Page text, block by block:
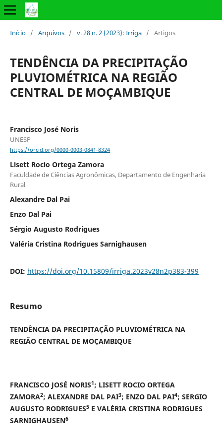
Início / Arquivos / v. 28 n. 2 (2023): Irriga / Artigos
TENDÊNCIA DA PRECIPITAÇÃO
PLUVIOMÉTRICA NA REGIÃO
CENTRAL DE MOÇAMBIQUE
Francisco José Noris
UNESP
https://orcid.org/0000-0003-0841-8324
Lisett Rocio Ortega Zamora
Faculdade de Ciências Agronômicas, Departamento de Engenharia
Rural
Alexandre Dal Pai
Enzo Dal Pai
Sérgio Augusto Rodrigues
Valéria Cristina Rodrigues Sarnighausen
DOI: https://doi.org/10.15809/irriga.2023v28n2p383-399
Resumo
TENDÊNCIA DA PRECIPITAÇÃO PLUVIOMÉTRICA NA
REGIÃO CENTRAL DE MOÇAMBIQUE
FRANCISCO JOSÉ NORIS1; LISETT ROCIO ORTEGA
ZAMORA2; ALEXANDRE DAL PAI3; ENZO DAL PAI4; SERGIO
AUGUSTO RODRIGUES5E VALÉRIA CRISTINA RODRIGUES
SARNIGHAUSEN6